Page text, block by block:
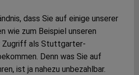
dass Sie auf einige unserer
wie zum Beispiel unseren
Zugriff als Stuttgarter-
Denn was Sie auf
ist ja nahezu unbezahlbar.